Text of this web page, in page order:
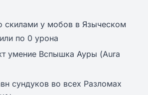
скилами у мобов в Языческом
по 0 урона
умение Вспышка Ауры (Aura
сундуков во всех Разломах